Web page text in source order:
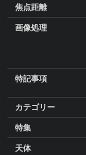
焦点距離
画像処理
特記事項
カテゴリー
特集
天体